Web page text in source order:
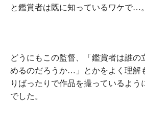
と鑑賞者は既に知っているワケで…。
どうにもこの監督、
「鑑賞者は誰
めるのだろうか…」
とかをよく理解
りばったりで作品を撮っている よう
でした。